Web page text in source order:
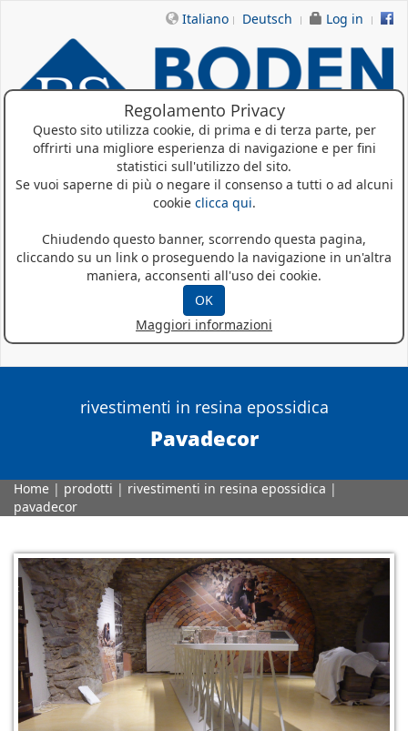
Regolamento Privacy
Questo sito utilizza cookie, di prima e di terza parte, per
offrirti una migliore esperienza di navigazione e per fini
statistici sull'utilizzo del sito.
Se vuoi saperne di più o negare il consenso a tutti o ad alcuni
cookie clicca qui.
Chiudendo questo banner, scorrendo questa pagina,
cliccando su un link o proseguendo la navigazione in un'altra
maniera, acconsenti all'uso dei cookie.
OK
Maggiori informazioni
Italiano Deutsch Log in
Home
Chi siamo
Prodotti
News
rivestimenti in resina epossidica
Pavadecor
Home | prodotti | rivestimenti in resina epossidica |
pavadecor